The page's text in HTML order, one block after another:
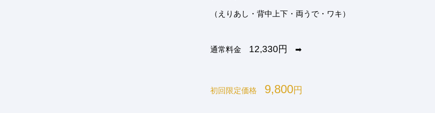
（えりあし・背中上下・両うで・ワキ）
通常料金 12,330円 ➡
初回限定価格 9,800円